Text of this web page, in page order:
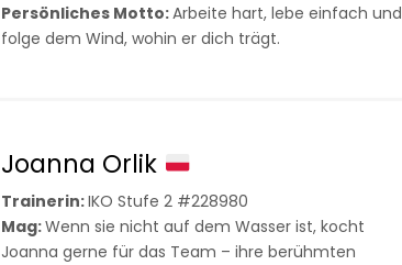
Persönliches Motto:Arbeite hart, lebe einfach und
folge dem Wind, wohin er dich trägt.
Joanna Orlik
Trainerin:IKO Stufe 2 #228980
Mag:Wenn sie nicht auf dem Wasser ist, kocht
Joanna gerne für das Team – ihre berühmten